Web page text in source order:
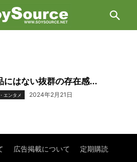
にはない抜群の存在感...
エンタメ 2024年2月21日
広告掲載について 定期購読